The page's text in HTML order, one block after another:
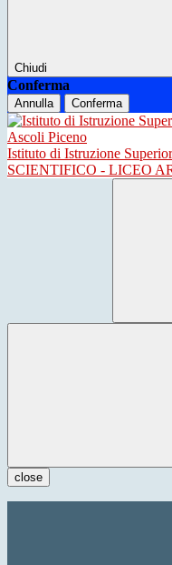
Chiudi
Conferma
Annulla Conferma
Istituto di Istruzione
SCIENTIFICO - LICEO
close